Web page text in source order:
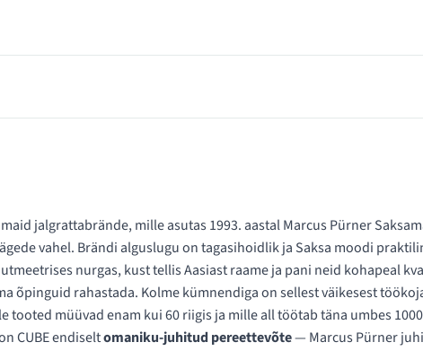
jalgrattabrände, mille asutas 1993. aastal Marcus Pürner
vahel. Brändi alguslugu on tagasihoidlik ja Saksa moodi
nurgas, kust tellis Aasiast raame ja pani neid kohapeal
õpinguid rahastada. Kolme kümnendiga on sellest väikesest
tooted müüvad enam kui 60 riigis ja mille all töötab täna umbes
CUBE endiseltomaniku-juhitud pereettevõte— Marcus Pürner